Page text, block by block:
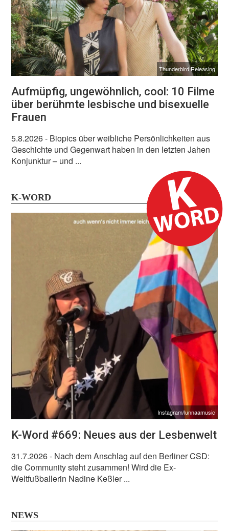
Thunderbird Releasing
Aufmüpfig, ungewöhnlich, cool: 10 Filme
über berühmte lesbische und bisexuelle
Frauen
5.8.2026- Biopics über weibliche Persönlichkeiten aus
Geschichte und Gegenwart haben in den letzten Jahen
Konjunktur – und ...
K-WORD
Instagram/lunnaamusic
K-Word #669: Neues aus der Lesbenwelt
31.7.2026- Nach dem Anschlag auf den Berliner CSD:
die Community steht zusammen! Wird die Ex-
Weltfußballerin Nadine Keßler ...
NEWS